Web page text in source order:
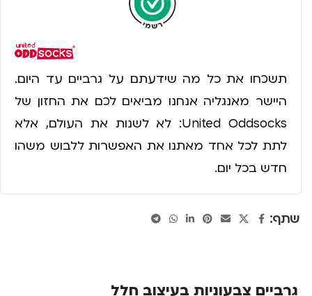
תשכחו את כל מה שידעתם על גרביים עד היום.
היישר מאנגליה אנחנו מביאים לכם את החזון של
United Oddsocks: לא לשנות את העולם, אלא
לתת לכל אחד מאתנו את האפשרות ללבוש משהו
חדש בכל יום.
שתף:
גרביים צבעוניות בעיצוב חלל